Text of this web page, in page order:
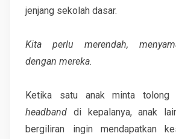
jenjang sekolah dasar.
Kita perlu merendah,
dengan mereka.
Ketika satu anak minta tolong
headband di kepalanya, anak
bergiliran ingin mendapatkan